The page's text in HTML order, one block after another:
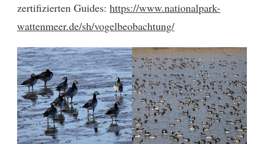
zertifizierten Guides: https://www.nationalpark-
wattenmeer.de/sh/vogelbeobachtung/